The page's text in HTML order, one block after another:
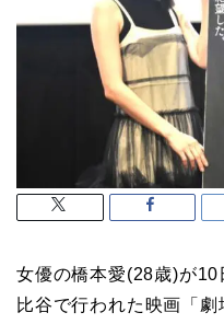
女優の橋本愛(28歳)が10
比谷で行われた映画「